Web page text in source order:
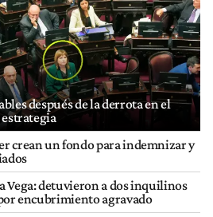
después de la derrota en el
estrategia
crean un fondo para indemnizar y
Vega: detuvieron a dos inquilinos
encubrimiento agravado